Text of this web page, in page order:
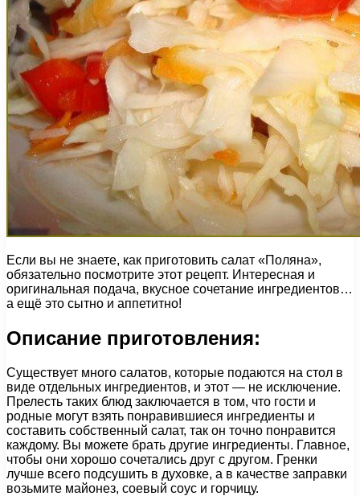
Если вы не знаете, как приготовить салат «Поляна»,
обязательно посмотрите этот рецепт. Интересная и
оригинальная подача, вкусное сочетание ингредиентов…
а ещё это сытно и аппетитно!
Описание приготовления:
Существует много салатов, которые подаются на стол в
виде отдельных ингредиентов, и этот — не исключение.
Прелесть таких блюд заключается в том, что гости и
родные могут взять понравившиеся ингредиенты и
составить собственный салат, так он точно понравится
каждому. Вы можете брать другие ингредиенты. Главное,
чтобы они хорошо сочетались друг с другом. Гренки
лучше всего подсушить в духовке, а в качестве заправки
возьмите майонез, соевый соус и горчицу.